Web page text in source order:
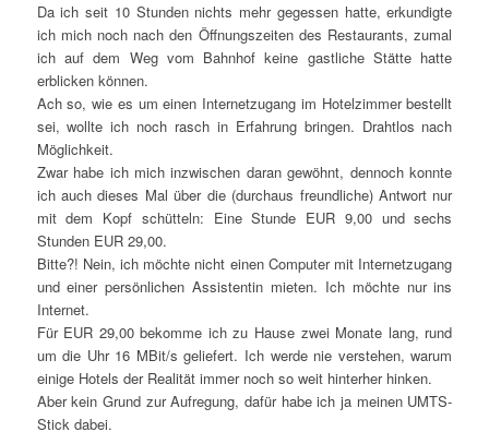
Da ich seit 10 Stunden nichts mehr gegessen hatte, erkundigte
ich mich noch nach den Öffnungszeiten des Restaurants, zumal
ich auf dem Weg vom Bahnhof keine gastliche Stätte hatte
erblicken können.
Ach so, wie es um einen Internetzugang im Hotelzimmer bestellt
sei, wollte ich noch rasch in Erfahrung bringen. Drahtlos nach
Möglichkeit.
Zwar habe ich mich inzwischen daran gewöhnt, dennoch konnte
ich auch dieses Mal über die (durchaus freundliche) Antwort nur
mit dem Kopf schütteln: Eine Stunde EUR 9,00 und sechs
Stunden EUR 29,00.
Bitte?! Nein, ich möchte nicht einen Computer mit Internetzugang
und einer persönlichen Assistentin mieten. Ich möchte nur ins
Internet.
Für EUR 29,00 bekomme ich zu Hause zwei Monate lang, rund
um die Uhr 16 MBit/s geliefert. Ich werde nie verstehen, warum
einige Hotels der Realität immer noch so weit hinterher hinken.
Aber kein Grund zur Aufregung, dafür habe ich ja meinen UMTS-
Stick dabei.